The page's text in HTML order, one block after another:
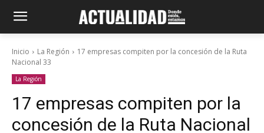
Inicio La Región
17 empresas compiten por la concesión de la Ruta
Nacional 33
La Región
17 empresas compiten por la
concesión de la Ruta Nacional